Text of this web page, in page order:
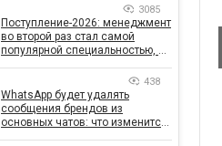
3085
Поступление-2026: менеджмент
во второй раз стал самой
популярной специальностью, а
рекордным за последние 5 лет
438
WhatsApp будет удалять
сообщения брендов из
основных чатов: что изменится